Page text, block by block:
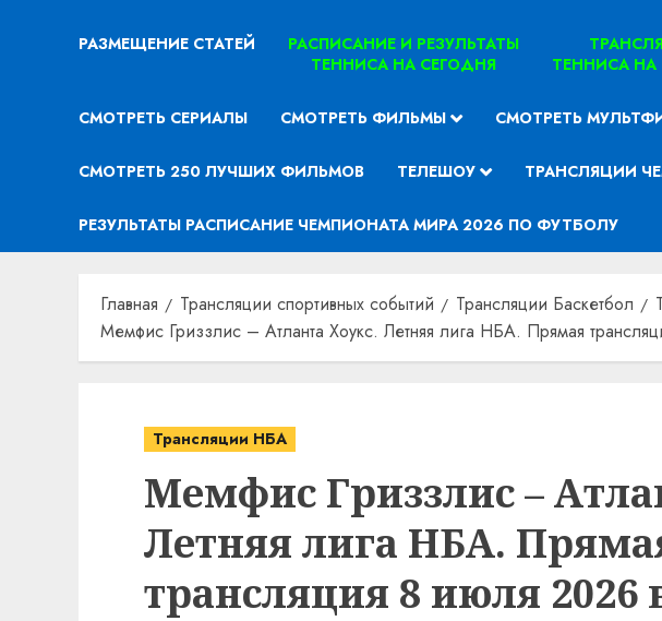
РАЗМЕЩЕНИЕ СТАТЕЙ
РАСПИСАНИЕ И РЕЗУЛЬТАТЫ
ТЕННИСА НА СЕГОДНЯ
ТЕННИСА НА
СМОТРЕТЬ СЕРИАЛЫ СМОТРЕТЬ ФИЛЬМЫ СМОТРЕТЬ
СМОТРЕТЬ 250 ЛУЧШИХ ФИЛЬМОВ ТЕЛЕШОУ ТРАНСЛЯЦИИ
РЕЗУЛЬТАТЫ РАСПИСАНИЕ ЧЕМПИОНАТА МИРА 2026 ПО ФУТБОЛУ
Главная Трансляции спортивных событий Трансляции Баскетбол
Мемфис Гриззлис – Атланта Хоукс. Летняя лига НБА. Прямая
Трансляции НБА
Мемфис Гриззлис –
Летняя лига НБА.
трансляция 8 июля 2026